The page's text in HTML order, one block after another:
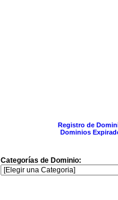
Registro de
Dominios
Categorías de Dominio: